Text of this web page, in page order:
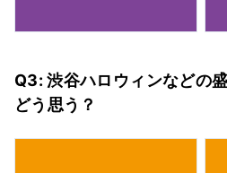
Q3: 渋谷ハロウィンなどの
どう思う？